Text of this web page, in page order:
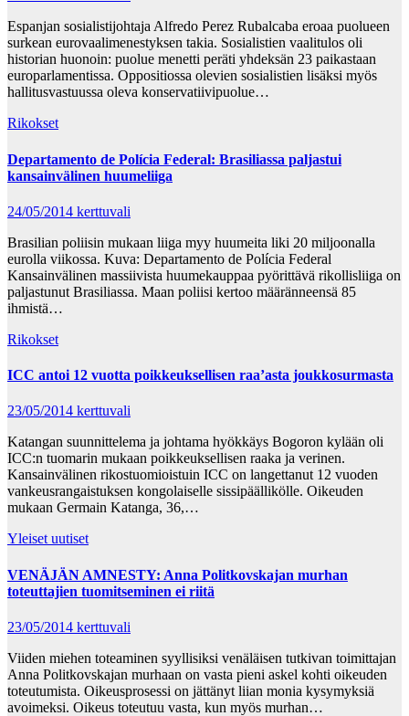
Espanjan sosialistijohtaja Alfredo Perez Rubalcaba eroaa puolueen
surkean eurovaalimenestyksen takia. Sosialistien vaalitulos oli
historian huonoin: puolue menetti peräti yhdeksän 23 paikastaan
europarlamentissa. Oppositiossa olevien sosialistien lisäksi myös
hallitusvastuussa oleva konservatiivipuolue…
Rikokset
Departamento de Polícia Federal: Brasiliassa paljastui
kansainvälinen huumeliiga
24/05/2014 kerttuvali
Brasilian poliisin mukaan liiga myy huumeita liki 20 miljoonalla
eurolla viikossa. Kuva: Departamento de Polícia Federal
Kansainvälinen massiivista huumekauppaa pyörittävä rikollisliiga on
paljastunut Brasiliassa. Maan poliisi kertoo määränneensä 85
ihmistä…
Rikokset
ICC antoi 12 vuotta poikkeuksellisen raa’asta joukkosurmasta
23/05/2014 kerttuvali
Katangan suunnittelema ja johtama hyökkäys Bogoron kylään oli
ICC:n tuomarin mukaan poikkeuksellisen raaka ja verinen.
Kansainvälinen rikostuomioistuin ICC on langettanut 12 vuoden
vankeusrangaistuksen kongolaiselle sissipäällikölle. Oikeuden
mukaan Germain Katanga, 36,…
Yleiset uutiset
VENÄJÄN AMNESTY: Anna Politkovskajan murhan
toteuttajien tuomitseminen ei riitä
23/05/2014 kerttuvali
Viiden miehen toteaminen syyllisiksi venäläisen tutkivan toimittajan
Anna Politkovskajan murhaan on vasta pieni askel kohti oikeuden
toteutumista. Oikeusprosessi on jättänyt liian monia kysymyksiä
avoimeksi. Oikeus toteutuu vasta, kun myös murhan…